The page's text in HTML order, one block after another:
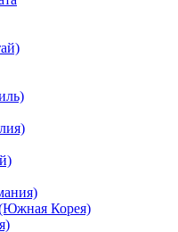
(Южная Корея)